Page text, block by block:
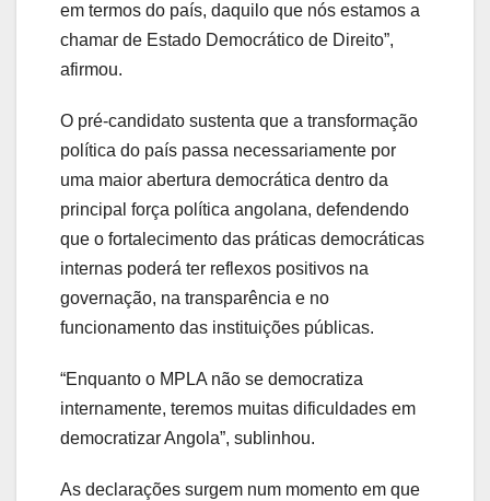
em termos do país, daquilo que nós estamos a
chamar de Estado Democrático de Direito”,
afirmou.
O pré-candidato sustenta que a transformação
política do país passa necessariamente por
uma maior abertura democrática dentro da
principal força política angolana, defendendo
que o fortalecimento das práticas democráticas
internas poderá ter reflexos positivos na
governação, na transparência e no
funcionamento das instituições públicas.
“Enquanto o MPLA não se democratiza
internamente, teremos muitas dificuldades em
democratizar Angola”, sublinhou.
As declarações surgem num momento em que